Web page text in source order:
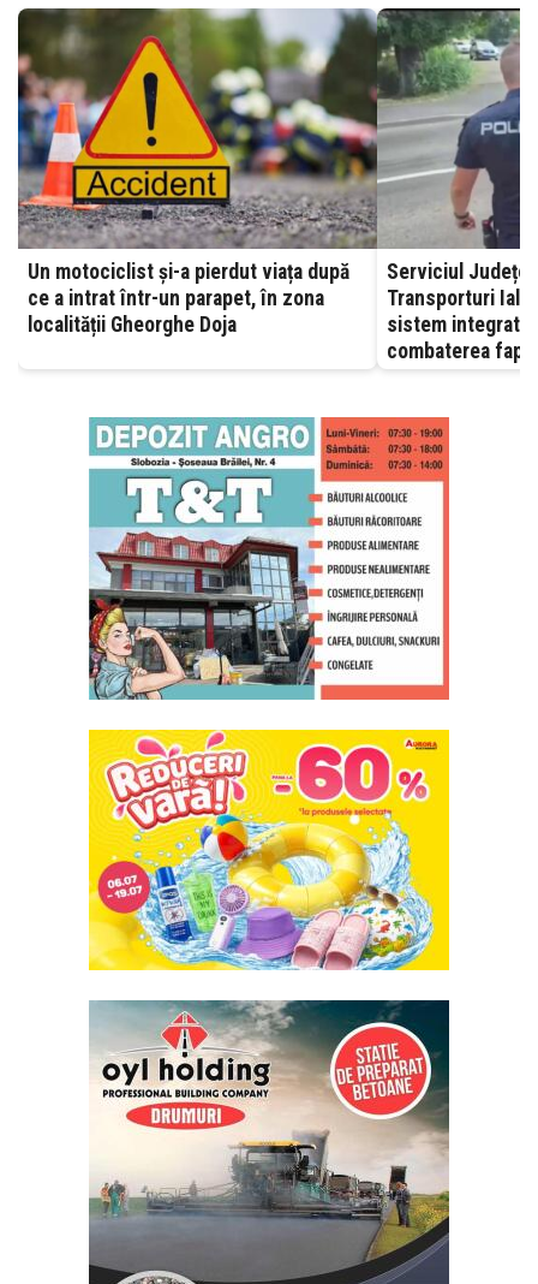
Un motociclist și-a pierdut viața după
ce a intrat într-un parapet, în zona
localității Gheorghe Doja
Serviciul
Transporturi Ialomița –
sistem integrat,
combaterea